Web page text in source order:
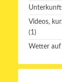
Videos,
(1)
Wetter auf